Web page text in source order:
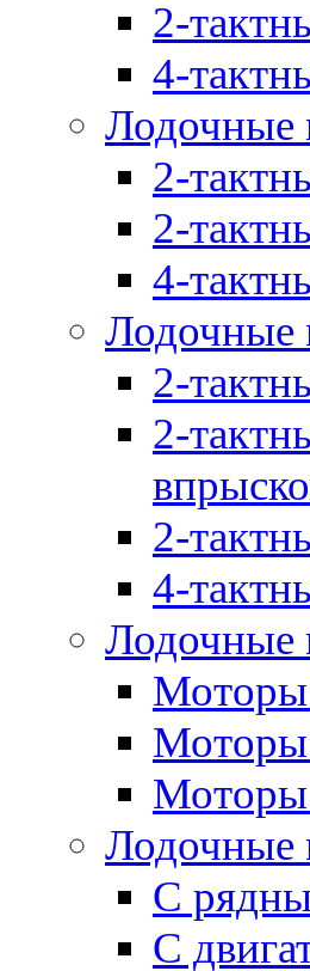
2-
4-
Лодочные
2-
2-
4-
2-
2-
2-
4-
Моторы
Моторы
Моторы
С
C